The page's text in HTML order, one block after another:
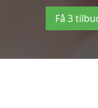
Få 3